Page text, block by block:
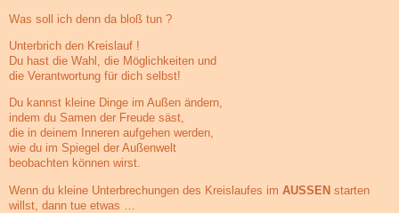
Was soll ich denn da bloß tun ?
Unterbrich den Kreislauf !
Du hast die Wahl, die Möglichkeiten und
die Verantwortung für dich selbst!
Du kannst kleine Dinge im Außen ändern,
indem du Samen der Freude säst,
die in deinem Inneren aufgehen werden,
wie du im Spiegel der Außenwelt
beobachten können wirst.
Wenn du kleine Unterbrechungen des Kreislaufes im AUSSEN starten
willst, dann tue etwas …